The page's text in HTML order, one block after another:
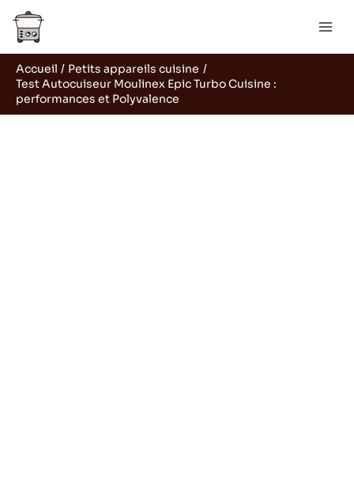
Aller
contenu
Accueil
Petits appareils cuisine
Test Autocuiseur Moulinex Epic Turbo Cuisine :
performances et Polyvalence
e
c
h
e